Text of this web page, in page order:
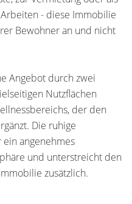
- diese Immobilie
Bewohner an und nicht
Angebot durch zwei
Nutzflächen
der den
Die ruhige
ein angenehmes
und unterstreicht den
zusätzlich.